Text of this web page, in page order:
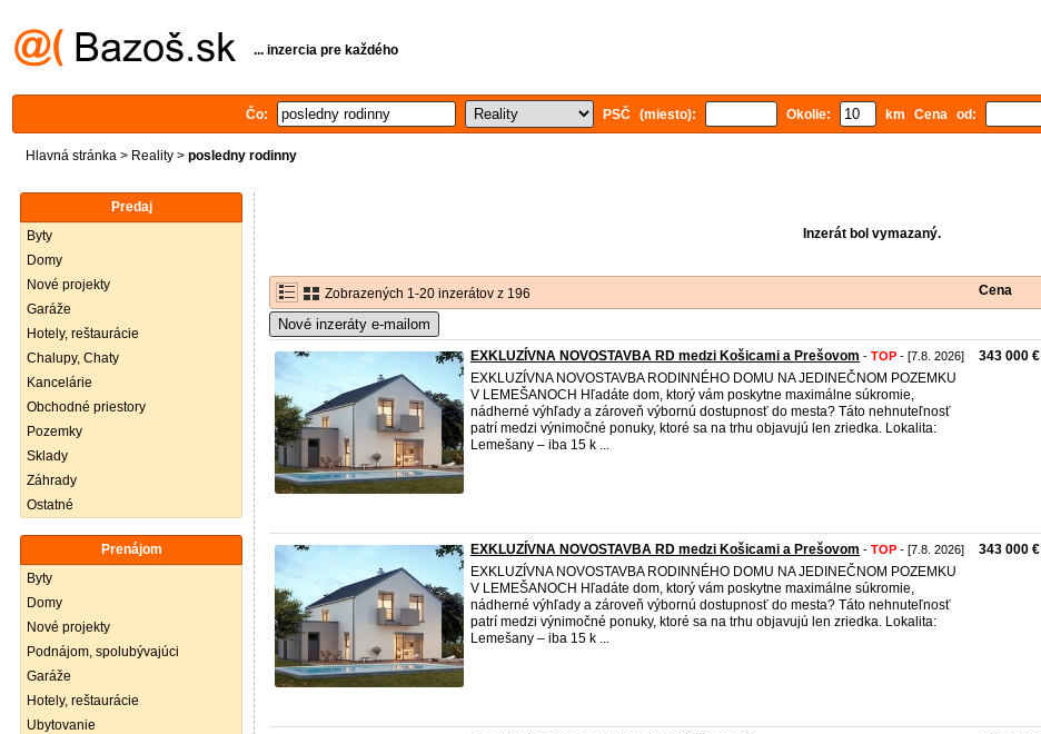
... inzercia pre každého
Čo: PSČ (miesto): Okolie: km Cena od:
Hlavná stránka > Reality > posledny rodinny
Predaj
Byty
Domy
Nové projekty
Garáže
Hotely, reštaurácie
Chalupy, Chaty
Kancelárie
Obchodné priestory
Pozemky
Sklady
Záhrady
Ostatné
Prenájom
Byty
Domy
Nové projekty
Podnájom, spolubývajúci
Garáže
Hotely, reštaurácie
Ubytovanie
Inzerát bol vymazaný.
Zobrazených 1-20 inzerátov z 196 Cena
Nové inzeráty e-mailom
EXKLUZÍVNA NOVOSTAVBA RD medzi Košicami a Prešovom - TOP - [7.8. 2026]
EXKLUZÍVNA NOVOSTAVBA RODINNÉHO DOMU NA JEDINEČNOM POZEMKU
V LEMEŠANOCH Hľadáte dom, ktorý vám poskytne maximálne súkromie,
nádherné výhľady a zároveň výbornú dostupnosť do mesta? Táto nehnuteľnosť
patrí medzi výnimočné ponuky, ktoré sa na trhu objavujú len zriedka. Lokalita:
Lemešany – iba 15 k ...
343 000 €
EXKLUZÍVNA NOVOSTAVBA RD medzi Košicami a Prešovom - TOP - [7.8. 2026]
EXKLUZÍVNA NOVOSTAVBA RODINNÉHO DOMU NA JEDINEČNOM POZEMKU
V LEMEŠANOCH Hľadáte dom, ktorý vám poskytne maximálne súkromie,
nádherné výhľady a zároveň výbornú dostupnosť do mesta? Táto nehnuteľnosť
patrí medzi výnimočné ponuky, ktoré sa na trhu objavujú len zriedka. Lokalita:
Lemešany – iba 15 k ...
343 000 €